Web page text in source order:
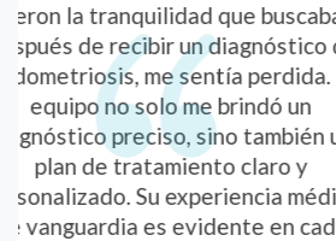
de
El
un
WHIP fue una
Tenía muchas
opciones
ginecóloga se
explicarlo todo
Me sentí
segura.
que